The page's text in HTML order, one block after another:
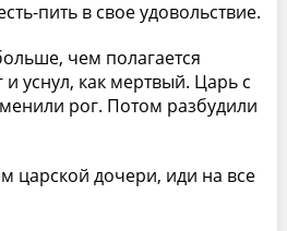
пить в свое удовольствие.
чем полагается
уснул, как мертвый. Царь с
рог. Потом разбудили
царской дочери, иди на все